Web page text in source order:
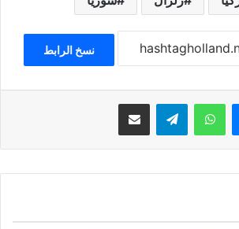
نسخ الرابط
ماسنجر واتساب تيلقرام مشاركة عبر البريد